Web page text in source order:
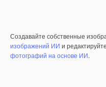
Создавайте собственные
изображений ИИ и
фотографий на основе ИИ.